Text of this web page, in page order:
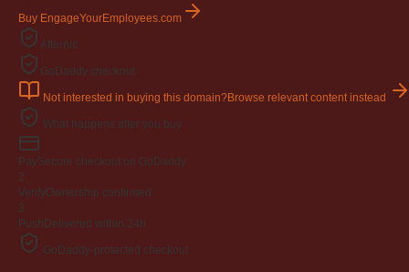
Buy EngageYourEmployees.com
Afternic
GoDaddy checkout
Not interested in buying this domain?Browse relevant content instead
What happens after you buy
PaySecure checkout on GoDaddy
2
VerifyOwnership confirmed
3
Push Delivered within 24h
GoDaddy-protected checkout